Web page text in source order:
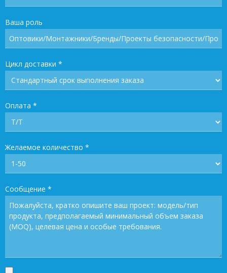
Ваша роль
Цикл доставки *
Оплата *
Желаемое количество *
Сообщение *